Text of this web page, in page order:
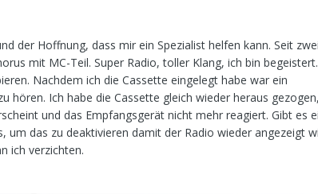
der Hoffnung, dass mir ein Spezialist helfen kann. Seit zwei
mit MC-Teil. Super Radio, toller Klang, ich bin begeistert.
Nachdem ich die Cassette eingelegt habe war ein
hören. Ich habe die Cassette gleich wieder heraus
und das Empfangsgerät nicht mehr reagiert. Gibt es
um das zu deaktivieren damit der Radio wieder angezeigt
ich verzichten.